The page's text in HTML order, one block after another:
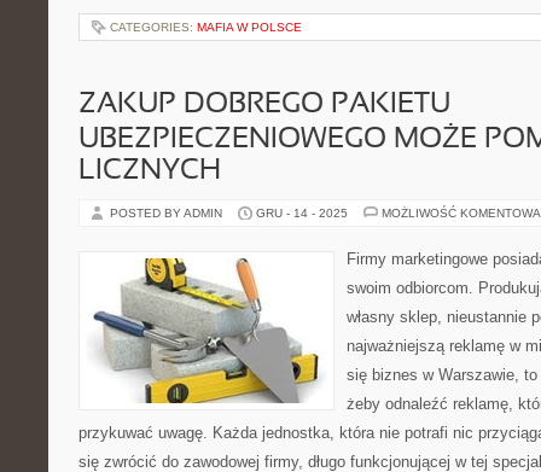
CATEGORIES: MAFIA W POLSCE
ZAKUP DOBREGO PAKIETU
UBEZPIECZENIOWEGO MOŻE
LICZNYCH
POSTED BY ADMIN GRU - 14 - 2025 MOŻLIWOŚĆ
Firmy marketingowe
swoim odbiorcom.
własny sklep, nieustannie
najważniejszą reklamę w
się biznes w Warszawie,
żeby odnaleźć reklamę,
przykuwać uwagę. Każda jednostka, która nie potrafi nic
się zwrócić do zawodowej firmy, długo funkcjonującej w tej